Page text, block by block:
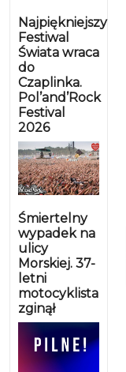
Najpiękniejszy
Festiwal
Świata wraca
do
Czaplinka.
Pol’and’Rock
Festival
2026
Śmiertelny
wypadek na
ulicy
Morskiej. 37-
letni
motocyklista
zginął